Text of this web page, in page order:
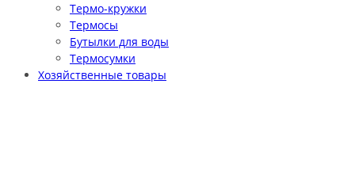
Термо-кружки
Термосы
Бутылки для воды
Термосумки
Хозяйственные товары